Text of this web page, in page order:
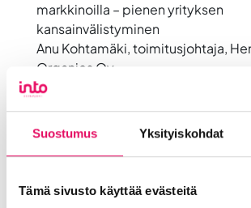
Suostumus Yksityiskohdat
Tämä sivusto käyttää evästeitä
markkinoilla – pienen yrityksen
kansainvälistyminen
Anu Kohtamäki, toimitusjohtaja,
Organics Oy
Elina Rantamäki, yrittäjä, VILLage
kasvupolku – opit ja kokemukset
Lauri Hulkkonen, yritysvalmentaja,
11.30 Tapahtuma päättyy